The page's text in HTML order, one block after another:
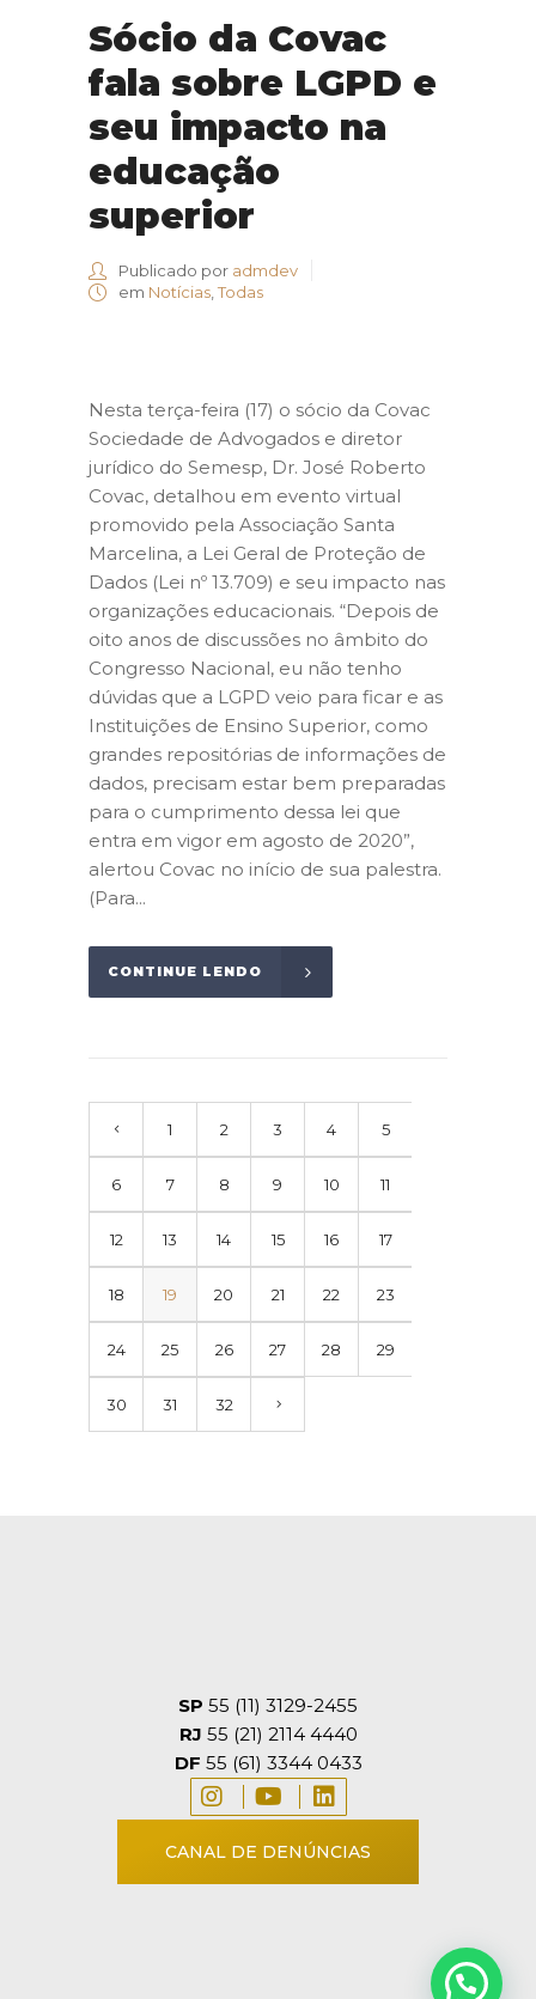
Sócio da Covac
fala sobre LGPD e
seu impacto na
educação
superior
Publicado por admdev
em Notícias Todas
Nesta terça-feira (17) o sócio da Covac
Sociedade de Advogados e diretor
jurídico do Semesp, Dr. José Roberto
Covac, detalhou em evento virtual
promovido pela Associação Santa
Marcelina, a Lei Geral de Proteção de
Dados (Lei nº 13.709) e seu impacto nas
organizações educacionais. “Depois de
oito anos de discussões no âmbito do
Congresso Nacional, eu não tenho
dúvidas que a LGPD veio para ficar e as
Instituições de Ensino Superior, como
grandes repositórias de informações de
dados, precisam estar bem preparadas
para o cumprimento dessa lei que
entra em vigor em agosto de 2020”,
alertou Covac no início de sua palestra.
(Para...
CONTINUE LENDO
1 2 3 4 5
6 7 8 9 10 11
12 13 14 15 16 17
18 19 20 21 22 23
24 25 26 27 28 29
30 31 32
CANAL DE DENÚNCIAS
SP 55 (11) 3129-2455
RJ 55 (21) 2114 4440
DF 55 (61) 3344 0433